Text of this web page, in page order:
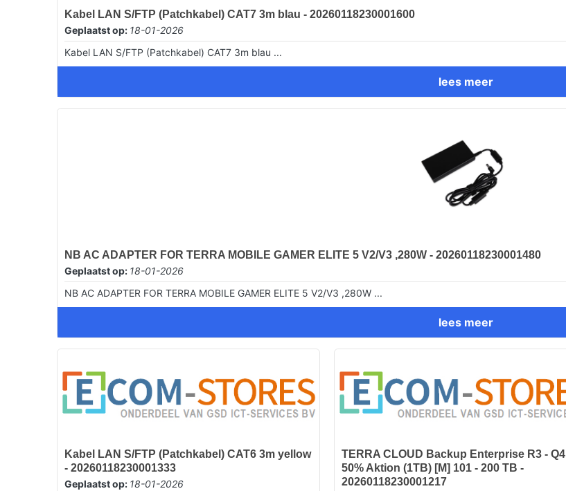
Kabel LAN S/FTP (Patchkabel) CAT7 3m blau - 20260118230001600
Geplaatst op: 18-01-2026
Kabel LAN S/FTP (Patchkabel) CAT7 3m blau ...
lees meer
NB AC ADAPTER FOR TERRA MOBILE GAMER ELITE 5 V2/V3 ,280W - 20260118230001480
Geplaatst op: 18-01-2026
NB AC ADAPTER FOR TERRA MOBILE GAMER ELITE 5 V2/V3 ,280W ...
lees meer
Kabel LAN S/FTP (Patchkabel) CAT6 3m yellow
- 20260118230001333
Geplaatst op: 18-01-2026
TERRA CLOUD Backup Enterprise R3 - Q4
50% Aktion (1TB) [M] 101 - 200 TB -
20260118230001217